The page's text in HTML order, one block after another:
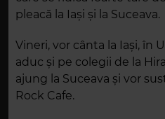
pleacă la Iași și la Suceava.
Vineri, vor cânta la Iași, în
aduc și pe colegii de la
ajung la Suceava și vor
Rock Cafe.